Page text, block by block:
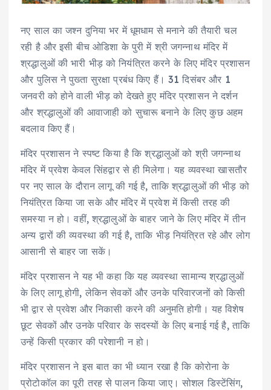
नए साल का जश्न दुनिया भर में धूमधाम से मनाने की तैयारी चल
रही है और इसी बीच ओडिशा के पुरी में श्री जगन्नाथ मंदिर में
श्रद्धालुओं की भारी भीड़ को नियंत्रित करने के लिए मंदिर प्रशासन
और पुलिस ने पुख्ता सुरक्षा प्रबंध किए हैं। 31 दिसंबर और 1
जनवरी को होने वाली भीड़ को देखते हुए मंदिर प्रशासन ने दर्शन
और श्रद्धालुओं की आवाजाही को सुचारू बनाने के लिए कुछ अहम
बदलाव किए हैं।
मंदिर प्रशासन ने स्पष्ट किया है कि श्रद्धालुओं को श्री जगन्नाथ
मंदिर में प्रवेश केवल सिंहद्वार से ही मिलेगा। यह व्यवस्था खासतौर
पर नए साल के दौरान लागू की गई है, ताकि श्रद्धालुओं की भीड़ को
नियंत्रित किया जा सके और मंदिर में प्रवेश में किसी तरह की
समस्या न हो। वहीं, श्रद्धालुओं के बाहर जाने के लिए मंदिर में तीन
अन्य द्वारों की व्यवस्था की गई है, ताकि भीड़ नियंत्रित रहे और लोग
आसानी से बाहर जा सकें।
मंदिर प्रशासन ने यह भी कहा कि यह व्यवस्था सामान्य श्रद्धालुओं
के लिए लागू होगी, लेकिन सेवकों और उनके परिवारजनों को किसी
भी द्वार से प्रवेश और निकासी करने की अनुमति होगी। यह विशेष
छूट सेवकों और उनके परिवार के सदस्यों के लिए बनाई गई है, ताकि
उन्हें किसी प्रकार की परेशानी न हो।
मंदिर प्रशासन ने इस बात का भी ध्यान रखा है कि कोरोना के
प्रोटोकॉल का पूरी तरह से पालन किया जाए। सोशल डिस्टेंसिंग,